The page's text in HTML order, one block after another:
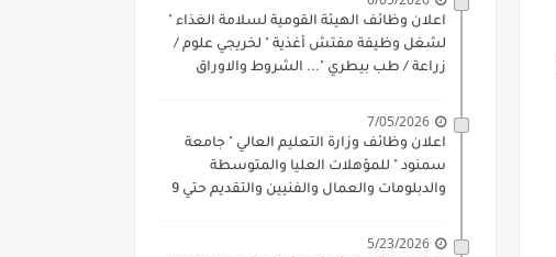
اعلان وظائف الهيئة القومية لسلامة الغذاء "
لشغل وظيفة مفتش أغذية " لخريجي علوم /
زراعة / طب بيطري "... الشروط والاوراق
7/05/2026
اعلان وظائف وزارة التعليم العالي " جامعة
سمنود " للمؤهلات العليا والمتوسطة
والدبلومات والعمال والفنيين والتقديم حتي 9
5/23/2026